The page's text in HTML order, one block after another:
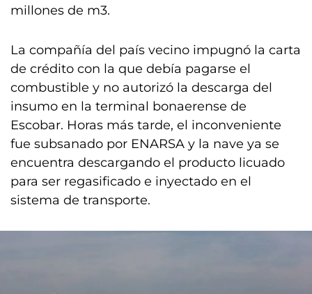
millones de m3.
La compañía del país vecino impugnó la carta
de crédito con la que debía pagarse el
combustible y no autorizó la descarga del
insumo en la terminal bonaerense de
Escobar. Horas más tarde, el inconveniente
fue subsanado por ENARSA y la nave ya se
encuentra descargando el producto licuado
para ser regasificado e inyectado en el
sistema de transporte.